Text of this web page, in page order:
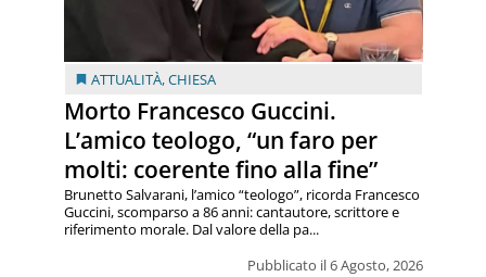
ATTUALITÀ,CHIESA
Morto Francesco Guccini.
L’amico teologo, “un faro per
molti: coerente fino alla fine”
Pubblicato il 6 Agosto, 2026
Brunetto Salvarani, l’amico “teologo”, ricorda Francesco
Guccini, scomparso a 86 anni: cantautore, scrittore e
riferimento morale. Dal valore della pa...